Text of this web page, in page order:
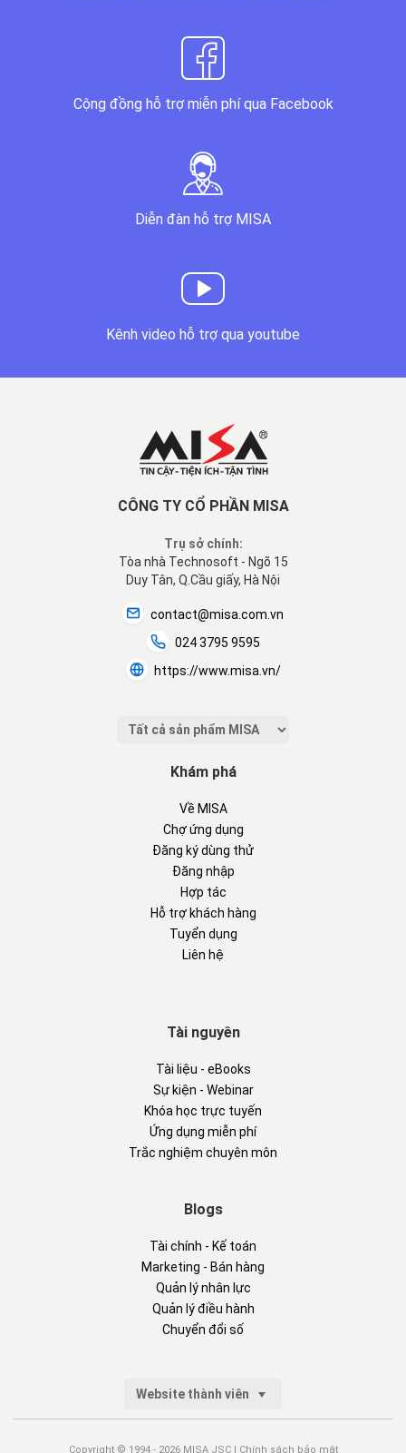
Cộng đồng hỗ trợ miễn phí qua Facebook
Diễn đàn hỗ trợ MISA
Kênh video hỗ trợ qua youtube
CÔNG TY CỔ PHẦN MISA
Trụ sở chính:
Tòa nhà Technosoft - Ngõ 15
Duy Tân, Q.Cầu giấy, Hà Nội
contact@misa.com.vn
024 3795 9595
https://www.misa.vn/
Khám phá
Về MISA
Chợ ứng dụng
Đăng ký dùng thử
Đăng nhập
Hợp tác
Hỗ trợ khách hàng
Tuyển dụng
Liên hệ
Tài nguyên
Tài liệu - eBooks
Sự kiện - Webinar
Khóa học trực tuyến
Ứng dụng miễn phí
Trắc nghiệm chuyên môn
Blogs
Tài chính - Kế toán
Marketing - Bán hàng
Quản lý nhân lực
Quản lý điều hành
Chuyển đổi số
Website thành viên
Copyright © 1994 - 2026 MISA JSC | Chính sách bảo mật